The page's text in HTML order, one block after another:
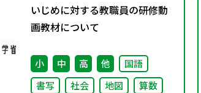
いじめに対する教職員の研修動
画教材について
小 中 高 他
国語
書写
社会 地図
算数